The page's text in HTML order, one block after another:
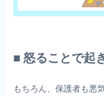
■ 怒ることで起
もちろん、保護者も悪